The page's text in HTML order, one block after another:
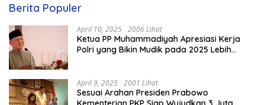
Berita Populer
April 10, 2025 2006 Lihat
Ketua PP Muhammadiyah Apresiasi Kerja
Polri yang Bikin Mudik pada 2025 Lebih
April 9, 2025 2001 Lihat
Sesuai Arahan Presiden Prabowo